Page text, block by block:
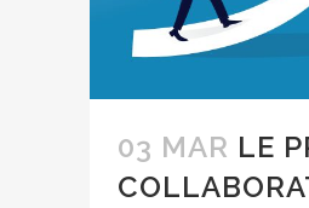
03 MAR LE